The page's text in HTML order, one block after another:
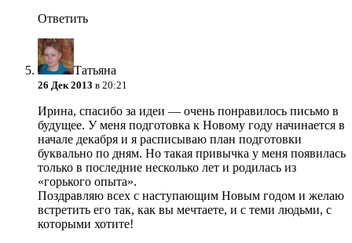
Ответить
Татьяна
26 Дек 2013 в 20:21
Ирина, спасибо за идеи — очень понравилось письмо в
будущее. У меня подготовка к Новому году начинается в
начале декабря и я расписываю план подготовки
буквально по дням. Но такая привычка у меня появилась
только в последние несколько лет и родилась из
«горького опыта».
Поздравляю всех с наступающим Новым годом и желаю
встретить его так, как вы мечтаете, и с теми людьми, с
которыми хотите!